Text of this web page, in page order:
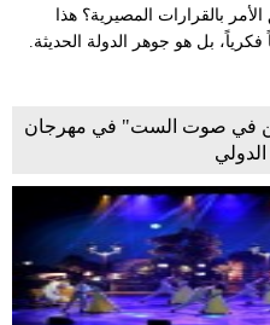
بالقرارات المصيرية؟ هذا
فكرياً، بل هو جوهر الدولة الحديثة.
في صوت الست" في مهرجان